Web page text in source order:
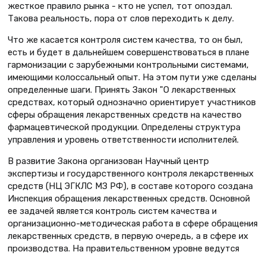
жесткое правило рынка - кто не успел, тот опоздал.
Такова реальность, пора от слов переходить к делу.
Что же касается контроля систем качества, то он был,
есть и будет в дальнейшем совершенствоваться в плане
гармонизации с зарубежными контрольными системами,
имеющими колоссальный опыт. На этом пути уже сделаны
определенные шаги. Принять Закон "О лекарственных
средствах, который однозначно ориентирует участников
сферы обращения лекарственных средств на качество
фармацевтической продукции. Определены структура
управления и уровень ответственности исполнителей.
В развитие Закона организован Научный центр
экспертизы и государственного контроля лекарственных
средств (НЦ ЭГКЛС МЗ РФ), в составе которого создана
Инспекция обращения лекарственных средств. Основной
ее задачей является контроль систем качества и
организационно-методическая работа в сфере обращения
лекарственных средств, в первую очередь, а в сфере их
производства. На правительственном уровне ведутся